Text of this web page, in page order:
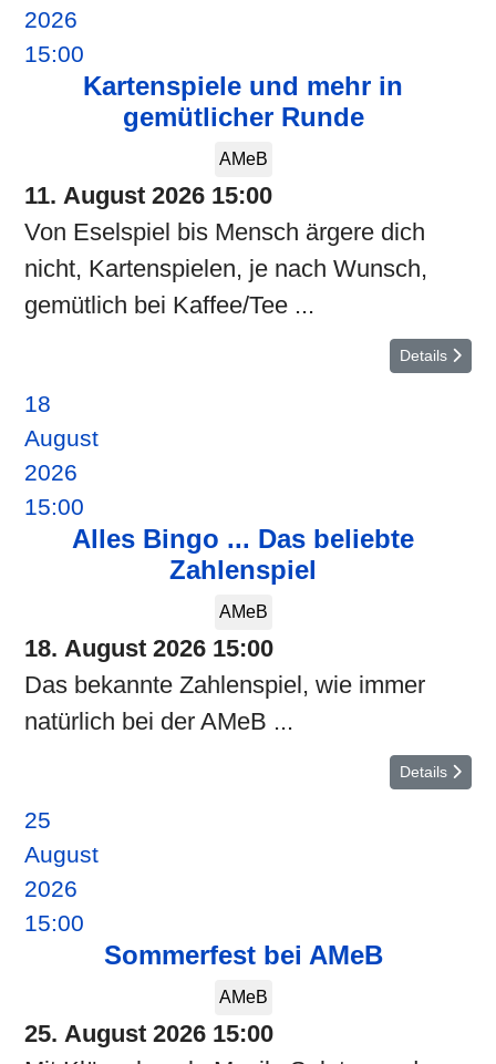
2026
15:00
Kartenspiele und mehr in
gemütlicher Runde
AMeB
11. August 2026 15:00
Von Eselspiel bis Mensch ärgere dich
nicht, Kartenspielen, je nach Wunsch,
gemütlich bei Kaffee/Tee ...
Details
18
August
2026
15:00
Alles Bingo ... Das beliebte
Zahlenspiel
AMeB
18. August 2026 15:00
Das bekannte Zahlenspiel, wie immer
natürlich bei der AMeB ...
Details
25
August
2026
15:00
Sommerfest bei AMeB
AMeB
25. August 2026 15:00